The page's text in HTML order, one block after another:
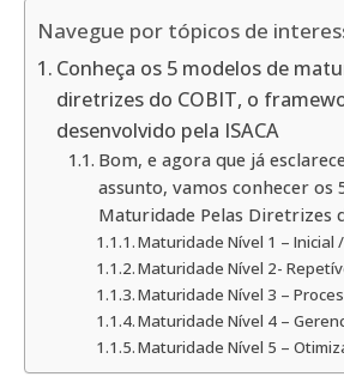
Navegue por tópicos de
Conheça os 5 modelos de
diretrizes do COBIT, o
desenvolvido pela ISACA
Bom, e agora que já
assunto, vamos conhecer os
Maturidade Pelas Diretrizes
Maturidade Nível 1 – Inicial
Maturidade Nível 2-
Maturidade Nível 3 –
Maturidade Nível 4 –
Maturidade Nível 5 –